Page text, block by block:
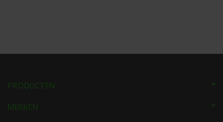
PRODUCTEN
MERKEN